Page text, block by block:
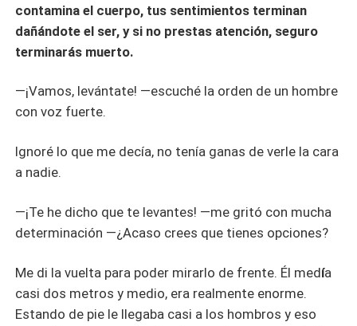
contamina el cuerpo, tus sentimientos terminan
dañándote el ser, y si no prestas atención, seguro
terminarás muerto.
—¡Vamos, levántate! —escuché la orden de un hombre
con voz fuerte.
Ignoré lo que me decía, no tenía ganas de verle la cara
a nadie.
—¡Te he dicho que te levantes! —me gritó con mucha
determinación —¿Acaso crees que tienes opciones?
Me di la vuelta para poder mirarlo de frente. Él medía
casi dos metros y medio, era realmente enorme.
Estando de pie le llegaba casi a los hombros y eso